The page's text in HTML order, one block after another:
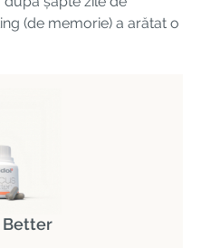
(de memorie) a arătat o
Better